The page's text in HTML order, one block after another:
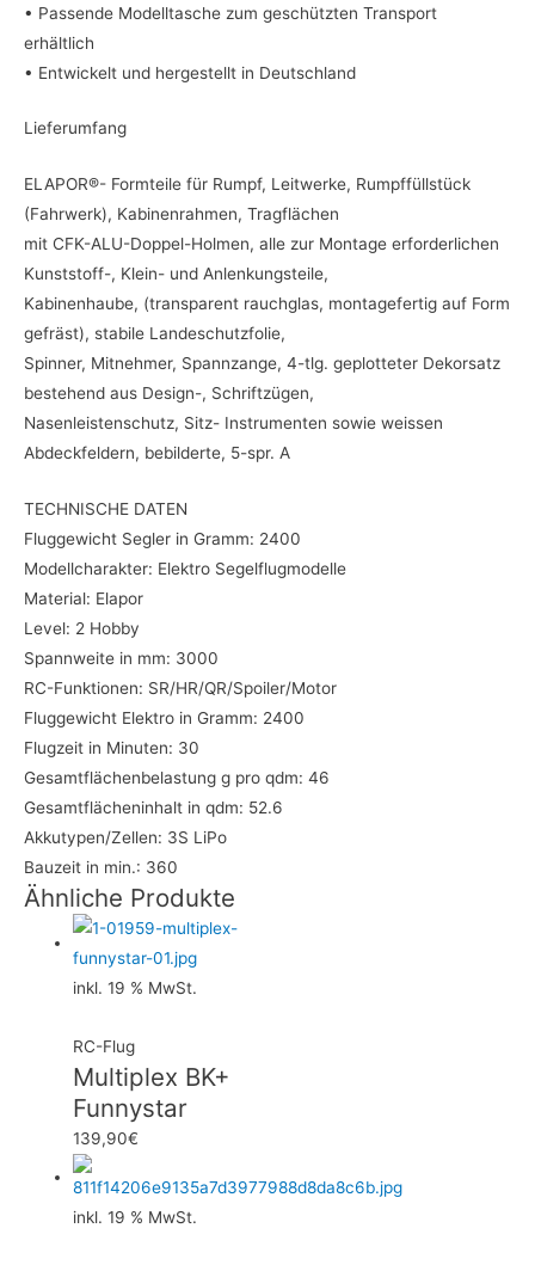
• Passende Modelltasche zum geschützten Transport
erhältlich
• Entwickelt und hergestellt in Deutschland
Lieferumfang
ELAPOR®- Formteile für Rumpf, Leitwerke, Rumpffüllstück
(Fahrwerk), Kabinenrahmen, Tragflächen
mit CFK-ALU-Doppel-Holmen, alle zur Montage erforderlichen
Kunststoff-, Klein- und Anlenkungsteile,
Kabinenhaube, (transparent rauchglas, montagefertig auf Form
gefräst), stabile Landeschutzfolie,
Spinner, Mitnehmer, Spannzange, 4-tlg. geplotteter Dekorsatz
bestehend aus Design-, Schriftzügen,
Nasenleistenschutz, Sitz- Instrumenten sowie weissen
Abdeckfeldern, bebilderte, 5-spr. A
TECHNISCHE DATEN
Fluggewicht Segler in Gramm: 2400
Modellcharakter: Elektro Segelflugmodelle
Material: Elapor
Level: 2 Hobby
Spannweite in mm: 3000
RC-Funktionen: SR/HR/QR/Spoiler/Motor
Fluggewicht Elektro in Gramm: 2400
Flugzeit in Minuten: 30
Gesamtflächenbelastung g pro qdm: 46
Gesamtflächeninhalt in qdm: 52.6
Akkutypen/Zellen: 3S LiPo
Bauzeit in min.: 360
Ähnliche Produkte
inkl. 19 % MwSt.
RC-Flug
Multiplex BK+
Funnystar
139,90€
inkl. 19 % MwSt.